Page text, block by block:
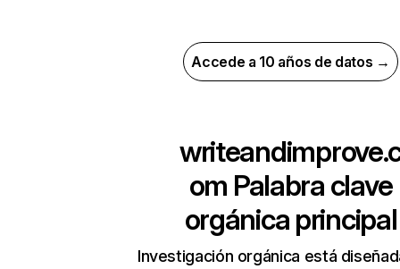
Accede a 10 años de datos →
om Palabra clave
orgánica principal
Investigación orgánica está